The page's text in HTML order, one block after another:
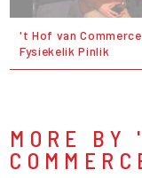
't Hof van
Fysiekelik Pinlik
MORE BY